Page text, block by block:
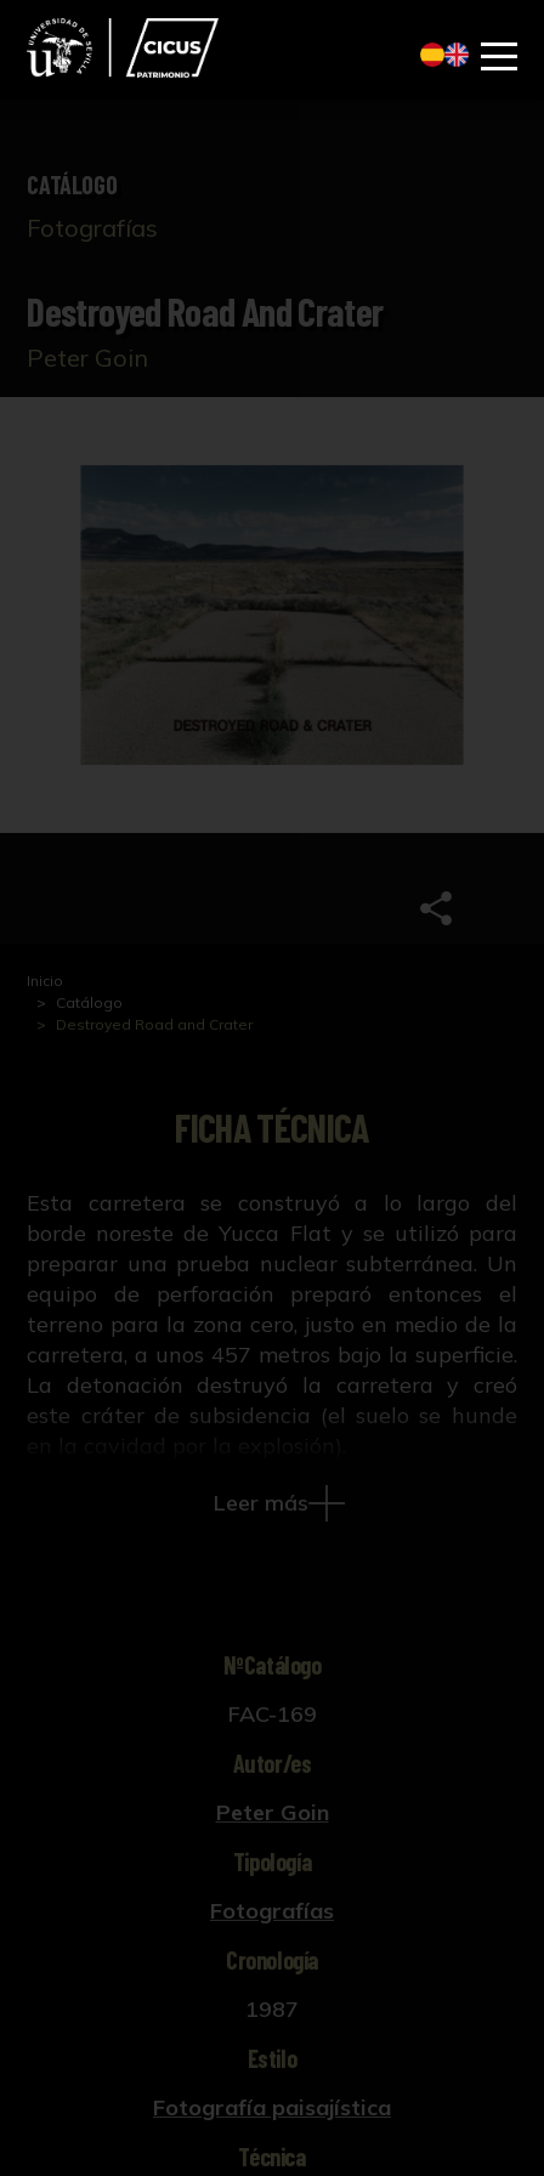
CATÁLOGO
Fotografías
Destroyed Road And Crater
Peter Goin
Inicio
Catálogo
Destroyed Road and Crater
FICHA TÉCNICA
Esta carretera se construyó a lo largo del
borde noreste de Yucca Flat y se utilizó para
preparar una prueba nuclear subterránea. Un
equipo de perforación preparó entonces el
terreno para la zona cero, justo en medio de la
carretera, a unos 457 metros bajo la superficie.
La detonación destruyó la carretera y creó
este cráter de subsidencia (el suelo se hunde
Leer más
NºCatálogo
FAC-169
Autor/es
Peter Goin
Tipología
Fotografías
Cronología
1987
Estilo
Fotografía paisajística
Técnica